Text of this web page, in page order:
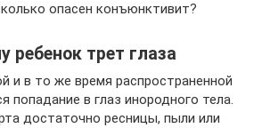
опасен конъюнктивит?
ребенок трет глаза
и в то же время распространенной
попадание в глаз инородного тела.
достаточно ресницы, пыли или